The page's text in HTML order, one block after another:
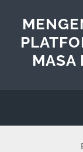
MASA